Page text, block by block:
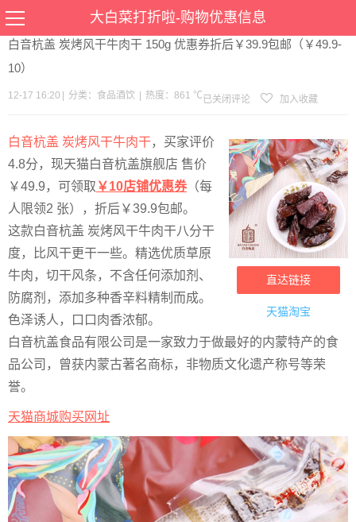
大白菜打折啦-购物优惠信息
当前位置： 优惠>食品酒饮>文章详情
白音杭盖 炭烤风干牛肉干 150g 优惠券折后￥39.9包邮（￥49.9-
10）
12-17 16:20 分类： 食品酒饮 热度：861 ℃ 已关闭评论 加入收藏
直达链接
天猫淘宝
白音杭盖 炭烤风干牛肉干，买家评价
4.8分，现天猫白音杭盖旗舰店 售价
￥49.9，可领取 ￥10店铺优惠券（每
人限领2 张），折后￥39.9包邮。
这款白音杭盖 炭烤风干牛肉干八分干
度，比风干更干一些。精选优质草原
牛肉，切干风条，不含任何添加剂、
防腐剂，添加多种香辛料精制而成。
色泽诱人，口口肉香浓郁。
白音杭盖食品有限公司是一家致力于做最好的内蒙特产的食
品公司，曾获内蒙古著名商标，非物质文化遗产称号等荣
誉。
天猫商城购买网址